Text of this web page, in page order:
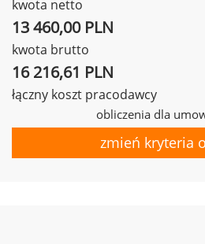
kwota netto
13 460,00 PLN
kwota brutto
16 216,61 PLN
łączny koszt pracodawcy
obliczenia dla
zmień kryteria